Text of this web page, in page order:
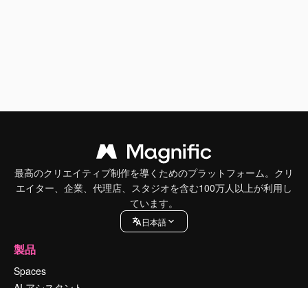
最高のクリエイティブ制作を導くためのプラットフォーム。クリ
エイター、企業、代理店、スタジオを含む100万人以上が利用し
ています。
日本語
製品
Spaces